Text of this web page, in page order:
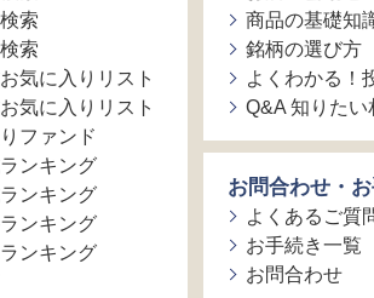
索
索
気に入りリスト
気に入りリスト
ファンド
ンキング
ンキング
ンキング
ンキング
商品の基礎知
銘柄の選び方
よくわかる！
Q&A 知りたい
お問合わせ・
よくあるご質
お手続き一覧
お問合わせ